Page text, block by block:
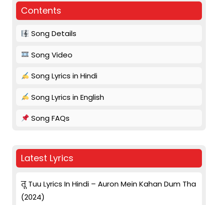
Contents
Song Details
Song Video
Song Lyrics in Hindi
Song Lyrics in English
Song FAQs
Latest Lyrics
तू Tuu Lyrics In Hindi – Auron Mein Kahan Dum Tha
(2024)